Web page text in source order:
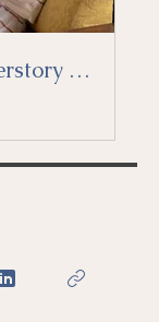
Remedial Herstory Patrons